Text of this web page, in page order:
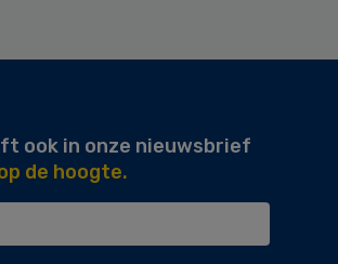
ook in onze nieuwsbrief
de hoogte.